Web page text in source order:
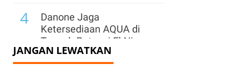
4
Danone Jaga
Ketersediaan AQUA di
Tengah Potensi El Nino
dan Lonjakan
JANGAN LEWATKAN